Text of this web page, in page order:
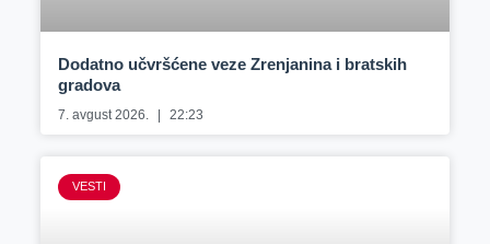
Dodatno učvršćene veze Zrenjanina i bratskih
gradova
7. avgust 2026. 22:23
VESTI